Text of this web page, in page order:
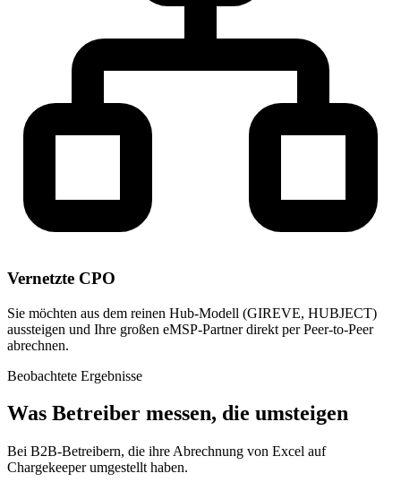
Vernetzte CPO
Sie möchten aus dem reinen Hub-Modell (GIREVE, HUBJECT)
aussteigen und Ihre großen eMSP-Partner direkt per Peer-to-Peer
abrechnen.
Beobachtete Ergebnisse
Was Betreiber messen, die umsteigen
Bei B2B-Betreibern, die ihre Abrechnung von Excel auf
Chargekeeper umgestellt haben.